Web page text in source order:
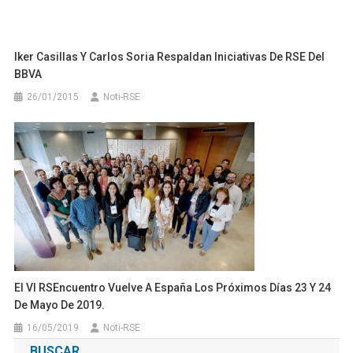
El VI RSEncuentro Vuelve A España Los Próximos Días 23 Y 24
De Mayo De 2019.
16/05/2019 Noti-RSE
BUSCAR
RECIENTES